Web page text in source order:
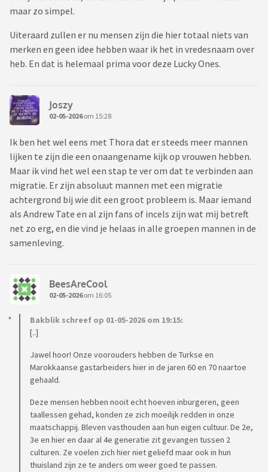
maar zo simpel.
Uiteraard zullen er nu mensen zijn die hier totaal niets van
merken en geen idee hebben waar ik het in vredesnaam over
heb. En dat is helemaal prima voor deze Lucky Ones.
Joszy
02-05-2026om 15:28
Ik ben het wel eens met Thora dat er steeds meer mannen
lijken te zijn die een onaangename kijk op vrouwen hebben.
Maar ik vind het wel een stap te ver om dat te verbinden aan
migratie. Er zijn absoluut mannen met een migratie
achtergrond bij wie dit een groot probleem is. Maar iemand
als Andrew Tate en al zijn fans of incels zijn wat mij betreft
net zo erg, en die vind je helaas in alle groepen mannen in de
samenleving.
BeesAreCool
02-05-2026om 16:05
Bakblik schreef op 01-05-2026 om 19:15:
[..]
Jawel hoor! Onze voorouders hebben de Turkse en
Marokkaanse gastarbeiders hier in de jaren 60 en 70 naartoe
gehaald.
Deze mensen hebben nooit echt hoeven inburgeren, geen
taallessen gehad, konden ze zich moeilijk redden in onze
maatschappij. Bleven vasthouden aan hun eigen cultuur. De 2e,
3e en hier en daar al 4e generatie zit gevangen tussen 2
culturen. Ze voelen zich hier niet geliefd maar ook in hun
thuisland zijn ze te anders om weer goed te passen.